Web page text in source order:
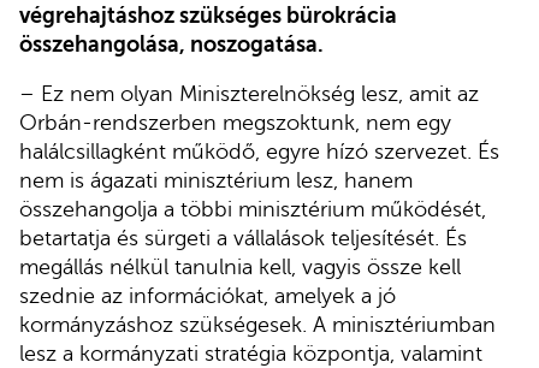
végrehajtáshoz szükséges bürokrácia
összehangolása, noszogatása.
– Ez nem olyan Miniszterelnökség lesz, amit az
Orbán-rendszerben megszoktunk, nem egy
halálcsillagként működő, egyre hízó szervezet. És
nem is ágazati minisztérium lesz, hanem
összehangolja a többi minisztérium működését,
betartatja és sürgeti a vállalások teljesítését. És
megállás nélkül tanulnia kell, vagyis össze kell
szednie az információkat, amelyek a jó
kormányzáshoz szükségesek. A minisztériumban
lesz a kormányzati stratégia központja, valamint